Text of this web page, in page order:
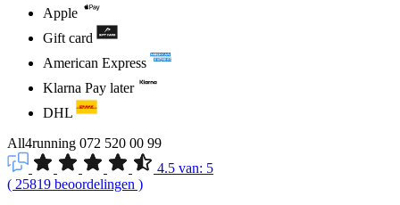
Apple
Gift card
American Express
Klarna Pay later
DHL
All4running 072 520 00 99
4.5 van: 5
( 25819 beoordelingen )